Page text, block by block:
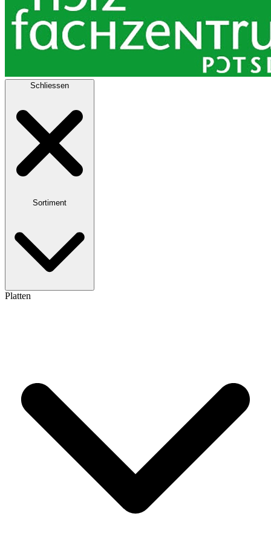
Schliessen
Sortiment
Platten